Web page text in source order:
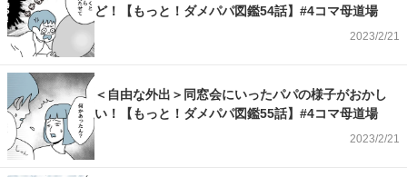
ど！【もっと！ダメパパ図鑑54話】#4コマ母道場
2023/2/21
＜自由な外出＞同窓会にいったパパの様子がおかし
い！【もっと！ダメパパ図鑑55話】#4コマ母道場
2023/2/21